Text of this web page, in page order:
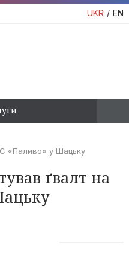
UKR EN
«Паливо» у Шацьку
ґвалт на